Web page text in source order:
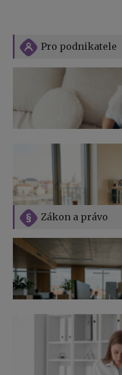
Zákon a právo
Pro podnikatele
Jak na podnikání při
Přehledy pro OSSZ a
v roce 2026